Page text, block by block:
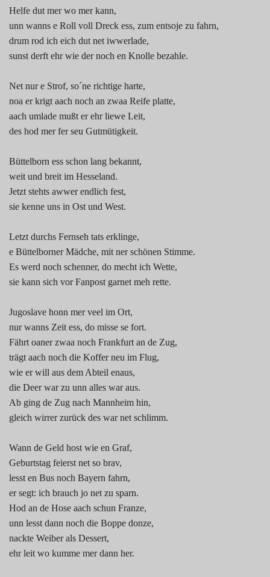
Helfe dut mer wo mer kann,
unn wanns e Roll voll Dreck ess, zum entsoje zu fahrn,
drum rod ich eich dut net iwwerlade,
sunst derft ehr wie der noch en Knolle bezahle.
Net nur e Strof, so´ne richtige harte,
noa er krigt aach noch an zwaa Reife platte,
aach umlade mußt er ehr liewe Leit,
des hod mer fer seu Gutmütigkeit.
Büttelborn ess schon lang bekannt,
weit und breit im Hesseland.
Jetzt stehts awwer endlich fest,
sie kenne uns in Ost und West.
Letzt durchs Fernseh tats erklinge,
e Büttelborner Mädche, mit ner schönen Stimme.
Es werd noch schenner, do mecht ich Wette,
sie kann sich vor Fanpost garnet meh rette.
Jugoslave honn mer veel im Ort,
nur wanns Zeit ess, do misse se fort.
Fährt oaner zwaa noch Frankfurt an de Zug,
trägt aach noch die Koffer neu im Flug,
wie er will aus dem Abteil enaus,
die Deer war zu unn alles war aus.
Ab ging de Zug nach Mannheim hin,
gleich wirrer zurück des war net schlimm.
Wann de Geld host wie en Graf,
Geburtstag feierst net so brav,
lesst en Bus noch Bayern fahrn,
er segt: ich brauch jo net zu sparn.
Hod an de Hose aach schun Franze,
unn lesst dann noch die Boppe donze,
nackte Weiber als Dessert,
ehr leit wo kumme mer dann her.